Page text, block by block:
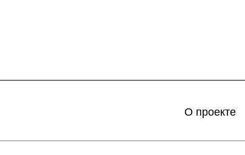
О проекте